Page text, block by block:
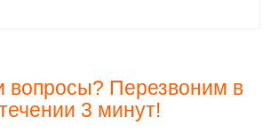
вопросы? Перезвоним в
3 минут!